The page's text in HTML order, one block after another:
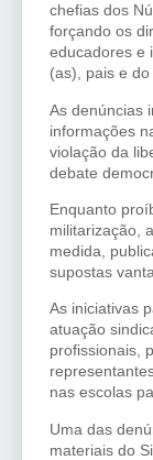
chefias dos
forçando os
educadores e
(as), pais e
As denúncias
informações
violação da
debate
Enquanto
militarização,
medida,
supostas
As iniciativas
atuação
profissionais,
nas escolas
Uma das
materiais do